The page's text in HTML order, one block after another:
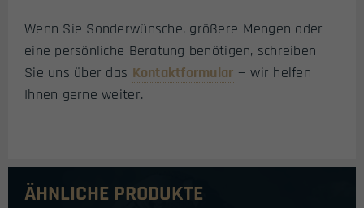
Wenn Sie Sonderwünsche, größere Mengen oder
eine persönliche Beratung benötigen, schreiben
Sie uns über das Kontaktformular — wir helfen
Ihnen gerne weiter.
ÄHNLICHE PRODUKTE